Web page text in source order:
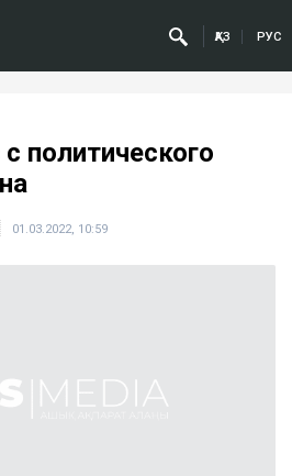
ҚАЗ РУС
политического
01.03.2022, 10:59